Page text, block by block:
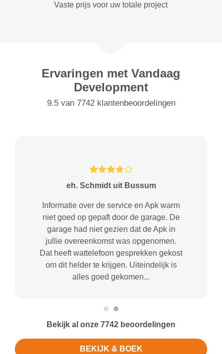
Vaste prijs voor uw totale project
Ervaringen met Vandaag
Development
9.5 van 7742 klantenbeoordelingen
eh. Schmidt uit Bussum
Informatie over de service en Apk warm
niet goed op gepaft door de garage. De
garage had niet gezien dat de Apk in
jullie overeenkomst was opgenomen.
Dat heeft wattelefoon gesprekken gekost
om dit helder te krijgen. Uiteindelijk is
alles goed gekomen...
Bekijk al onze 7742 beoordelingen
BEKIJK & BOEK